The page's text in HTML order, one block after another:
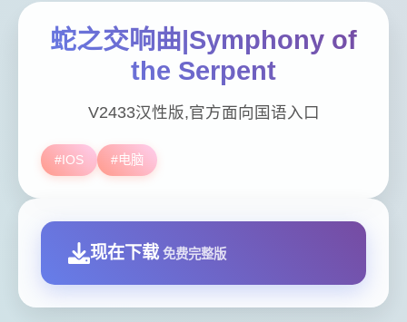
蛇之交响曲|Symphony of
the Serpent
V2433汉性版,官方面向国语入口
#IOS #电脑
现在下载 免费完整版